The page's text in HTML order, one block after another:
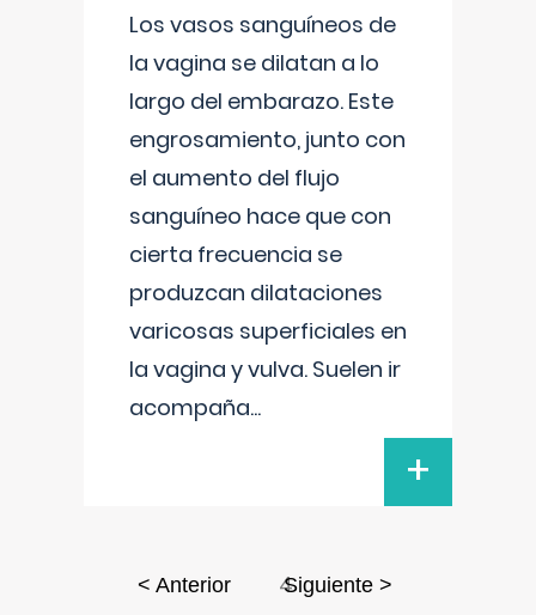
Los vasos sanguíneos de
la vagina se dilatan a lo
largo del embarazo. Este
engrosamiento, junto con
el aumento del flujo
sanguíneo hace que con
cierta frecuencia se
produzcan dilataciones
varicosas superficiales en
la vagina y vulva. Suelen ir
acompaña...
+
< Anterior 4
Siguiente >